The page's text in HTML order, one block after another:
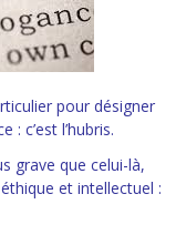
pour désigner
: c’est l’hubris.
grave que celui-là,
et intellectuel :